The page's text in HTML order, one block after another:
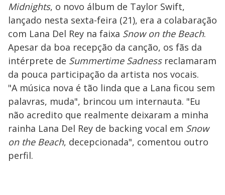
Midnights, o novo álbum de Taylor Swift,
lançado nesta sexta-feira (21), era a colabaração
com Lana Del Rey na faixa Snow on the Beach.
Apesar da boa recepção da canção, os fãs da
intérprete de Summertime Sadnessreclamaram
da pouca participação da artista nos vocais.
"A música nova é tão linda que a Lana ficou sem
palavras, muda", brincou um internauta. "Eu
não acredito que realmente deixaram a minha
rainha Lana Del Rey de backing vocal em Snow
on the Beach, decepcionada", comentou outro
perfil.